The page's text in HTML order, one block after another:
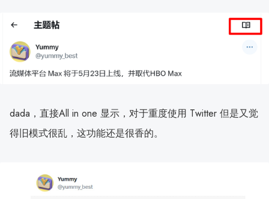
dada，直接All in one 显示，对于重度使用 Twitter 但是又觉
得旧模式很乱，这功能还是很香的。